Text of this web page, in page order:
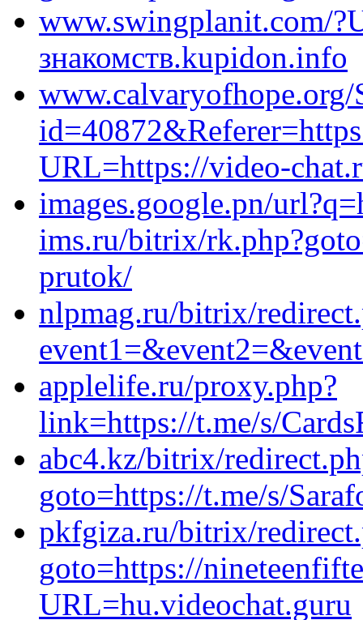
www.swingplanit.com/
знакомств.kupidon.info
www.calvaryofhope.org/
URL=https://video-
images.google.pn/
ims.ru/bitrix/
prutok/
nlpmag.ru/bitrix/
applelife.ru/proxy.php?
link=https://t.me/s/
abc4.kz/bitrix/
goto=https://t.me/s/
pkfgiza.ru/bitrix/
goto=https://
URL=hu.videochat.guru